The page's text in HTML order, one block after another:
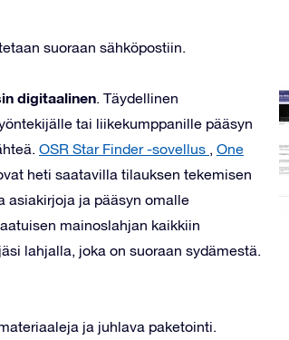
suoraan sähköpostiin.
digitaalinen. Täydellinen
tai liikekumppanille pääsyn
OSR Star Finder -sovellus , One
heti saatavilla tilauksen tekemisen
asiakirjoja ja pääsyn omalle
mainoslahjan kaikkiin
lahjalla, joka on suoraan sydämestä.
ja juhlava paketointi.